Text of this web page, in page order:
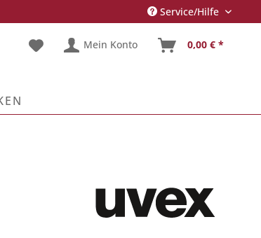
Service/Hilfe
Mein Konto 0,00 € *